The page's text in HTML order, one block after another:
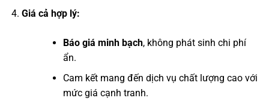
Giá cả hợp lý:
Báo giá minh bạch, không phát sinh chi phí
ẩn.
Cam kết mang đến dịch vụ chất lượng cao với
mức giá cạnh tranh.